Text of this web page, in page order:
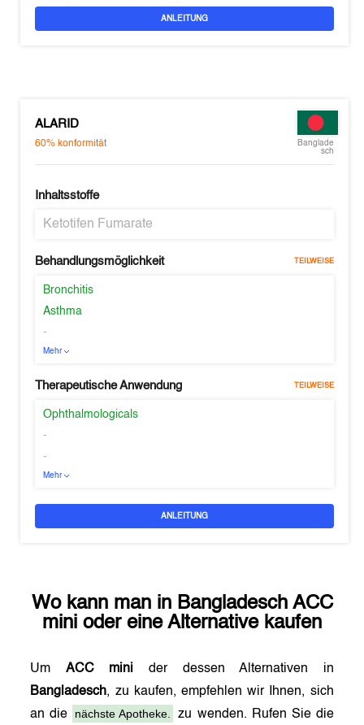
ANLEITUNG
ALARID
60% konformität
Banglade
sch
Inhaltsstoffe
Ketotifen Fumarate
Behandlungsmöglichkeit TEILWEISE
Bronchitis
Asthma
-
Mehr
Therapeutische Anwendung TEILWEISE
Ophthalmologicals
-
-
Mehr
ANLEITUNG
Wo kann man in Bangladesch ACC
mini oder eine Alternative kaufen
Um ACC mini der dessen Alternativen in
Bangladesch, zu kaufen, empfehlen wir Ihnen, sich
an die
nächste Apotheke. zu wenden. Rufen Sie die